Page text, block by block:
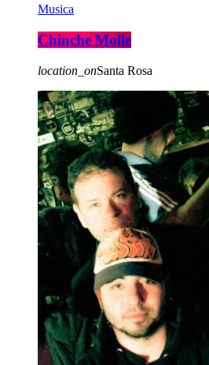
Musica
Chinche Molle
location_onSanta Rosa